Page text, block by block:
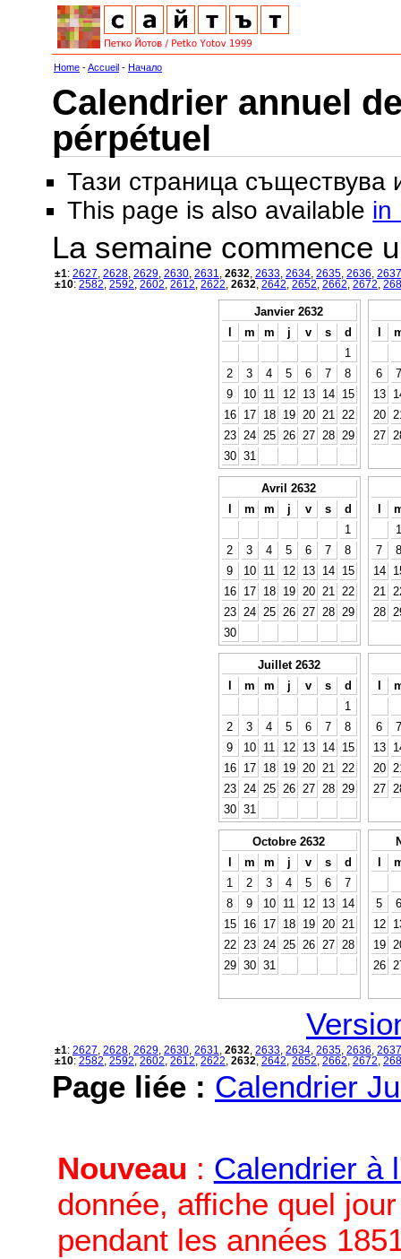
Home -Accueil - Начало
Calendrier annuel
pérpétuel
Тази страница съществува
This page is also available in
La semaine commence
±1: 2627 2628 2629 2630 2631 2632 2633 2634 2635 2636 2637
±10: 2582 2592 2602 2612 2622 2632 2642 2652 2662 2672
Janvier 2632
l
m m j v s
d
1
2
3 4 5 6 7
8
9
10 11 12 13 14
15
16
17 18 19 20 21
22
23
24 25 26 27 28
29
30 31
l
6
7
13
20
27
Avril 2632
l
m m j v s
d
1
2
3 4 5 6 7
8
9
10 11 12 13 14
15
16
17 18 19 20 21
22
23
24 25 26 27 28
29
30
l
1
7
8
14
21
28
Juillet 2632
l
m m j v s
d
1
2
3 4 5 6 7
8
9
10 11 12 13 14
15
16
17 18 19 20 21
22
23
24 25 26 27 28
29
30 31
l
6
7
13
20
27
Octobre 2632
l
m m j v s
d
1
2 3 4 5 6
7
8
9 10 11 12 13
14
15
16 17 18 19 20
21
22
23 24 25 26 27
28
29 30 31
l
5
6
12
19
26
±1: 2627 2628 2629 2630 2631 2632 2633 2634 2635 2636 2637
±10: 2582 2592 2602 2612 2622 2632 2642 2652 2662 2672
Page liée : Calendrier
Nouveau : Calendrier à
donnée, affiche quel
pendant les années